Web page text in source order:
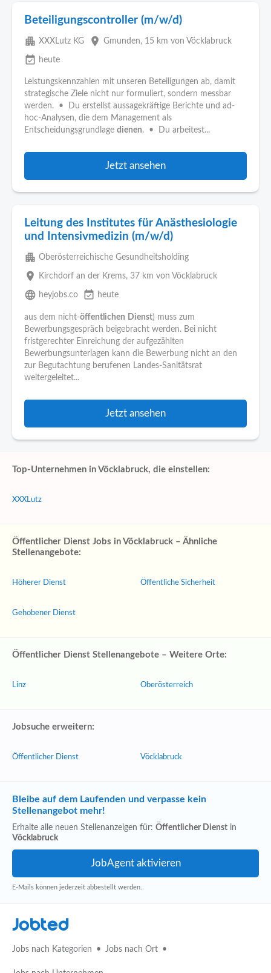
Beteiligungscontroller (m/w/d)
apartment XXXLutz KG place Gmunden, 15 km von Vöcklabruck
event_available heute
Leistungskennzahlen mit unseren Beteiligungen ab, damit
strategische Ziele nicht nur formuliert, sondern messbar
werden. • Du erstellst aussagekräftige Berichte und ad-
hoc-Analysen, die dem Management als
Entscheidungsgrundlage dienen. • Du arbeitest...
Jetzt ansehen
Leitung des Institutes für Anästhesiologie
und Intensivmedizin (m/w/d)
apartment Oberösterreichische Gesundheitsholding
place Kirchdorf an der Krems, 37 km von Vöcklabruck
language heyjobs.co event_available heute
aus dem nicht-öffentlichen Dienst) muss zum
Bewerbungsgespräch beigebracht werden. Bei nicht
fristgerechter Einreichung der aufgezählten
Bewerbungsunterlagen kann die Bewerbung nicht an den
zur Begutachtung berufenen Landes-Sanitätsrat
weitergeleitet...
Jetzt ansehen
Top-Unternehmen in Vöcklabruck, die einstellen:
XXXLutz
Öffentlicher Dienst Jobs in Vöcklabruck – Ähnliche
Stellenangebote:
Höherer Dienst
Gehobener Dienst
Öffentliche Sicherheit
Öffentlicher Dienst Stellenangebote – Weitere Orte:
Linz Oberösterreich
Jobsuche erweitern:
Öffentlicher Dienst Vöcklabruck
Bleibe auf dem Laufenden und verpasse kein
Stellenangebot mehr!
Erhalte alle neuen Stellenanzeigen für: Öffentlicher Dienst in
Vöcklabruck
E-Mails können jederzeit abbestellt werden.
Jobted
Jobs nach Kategorien Jobs nach Ort